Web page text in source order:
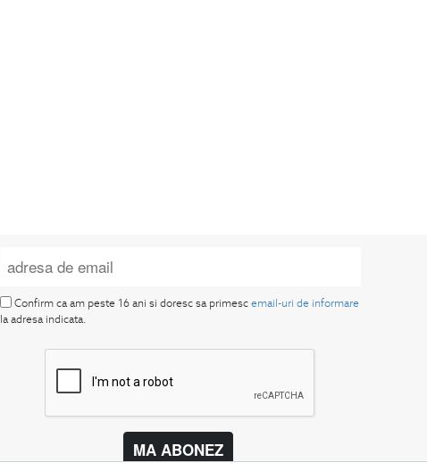
Confirm ca am peste 16 ani si doresc sa primescemail-uri de informare
la adresa indicata.
MA ABONEZ